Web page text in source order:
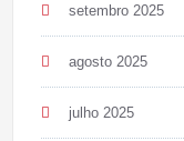
setembro 2025
agosto 2025
julho 2025